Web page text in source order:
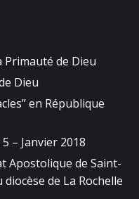
Primauté de Dieu
Dieu
en République
– Janvier 2018
Apostolique de Saint-
de La Rochelle